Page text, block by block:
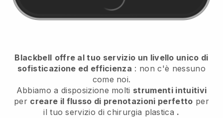
Blackbell offre al tuo servizio un livello unico di
sofisticazione ed efficienza : non c'è nessuno
come noi.
Abbiamo a disposizione molti strumenti intuitivi
per creare il flusso di prenotazioni perfetto per
il tuo servizio di chirurgia plastica .